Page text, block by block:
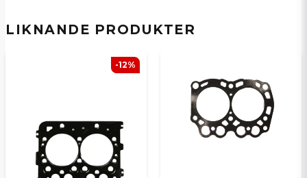
LIKNANDE PRODUKTER
-12%
Skicka en fråga